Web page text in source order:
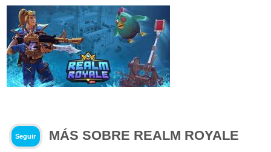
Seguir MÁS SOBRE REALM ROYALE